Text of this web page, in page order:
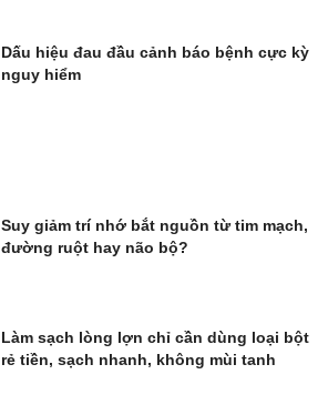
Dấu hiệu đau đầu cảnh báo bệnh cực kỳ
nguy hiểm
Suy giảm trí nhớ bắt nguồn từ tim mạch,
đường ruột hay não bộ?
Làm sạch lòng lợn chỉ cần dùng loại bột
rẻ tiền, sạch nhanh, không mùi tanh